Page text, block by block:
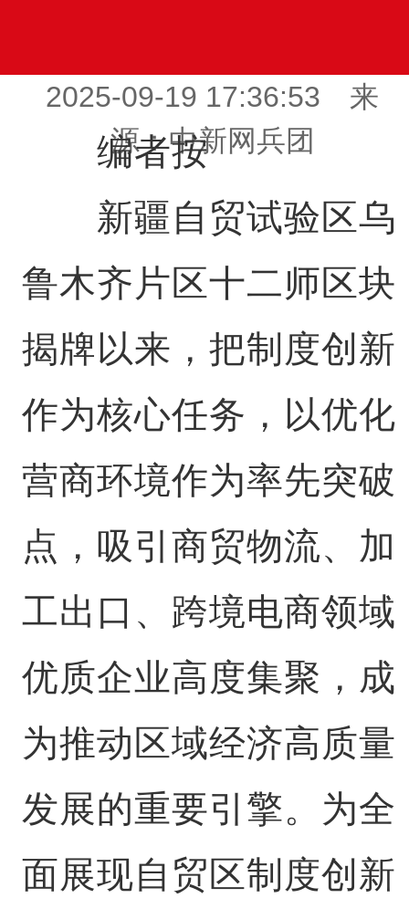
2025-09-19 17:36:53 来
源：中新网兵团
编者按
新疆自贸试验区乌
鲁木齐片区十二师区块
揭牌以来，把制度创新
作为核心任务，以优化
营商环境作为率先突破
点，吸引商贸物流、加
工出口、跨境电商领域
优质企业高度集聚，成
为推动区域经济高质量
发展的重要引擎。为全
面展现自贸区制度创新